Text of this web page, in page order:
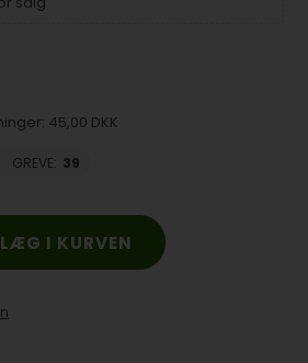
45,00 DKK
GREVE: 39